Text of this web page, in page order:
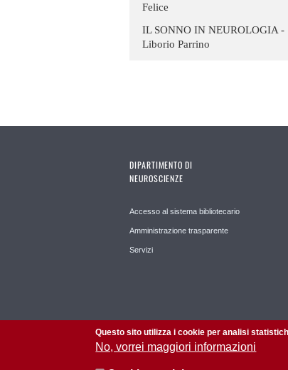
Felice
IL SONNO IN NEUROLOGIA -
Liborio Parrino
DIPARTIMENTO DI
NEUROSCIENZE
Accesso al sistema bibliotecario
Amministrazione trasparente
Servizi
Questo sito utilizza i cookie per analisi
No, vorrei maggiori informazioni